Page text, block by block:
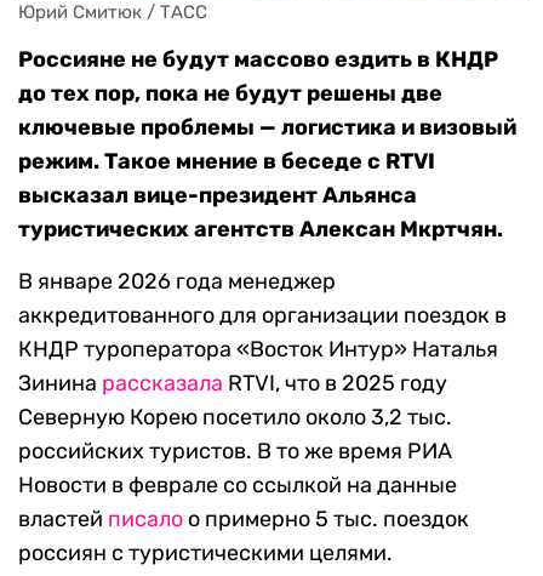
Юрий Смитюк / ТАСС
Россияне не будут массово ездить в КНДР
до тех пор, пока не будут решены две
ключевые проблемы — логистика и визовый
режим. Такое мнение в беседе с RTVI
высказал вице-президент Альянса
туристических агентств Алексан Мкртчян.
В январе 2026 года менеджер
аккредитованного для организации поездок в
КНДР туроператора «Восток Интур» Наталья
Зинина рассказала RTVI, что в 2025 году
Северную Корею посетило около 3,2 тыс.
российских туристов. В то же время РИА
Новости в феврале со ссылкой на данные
властей писало о примерно 5 тыс. поездок
россиян с туристическими целями.